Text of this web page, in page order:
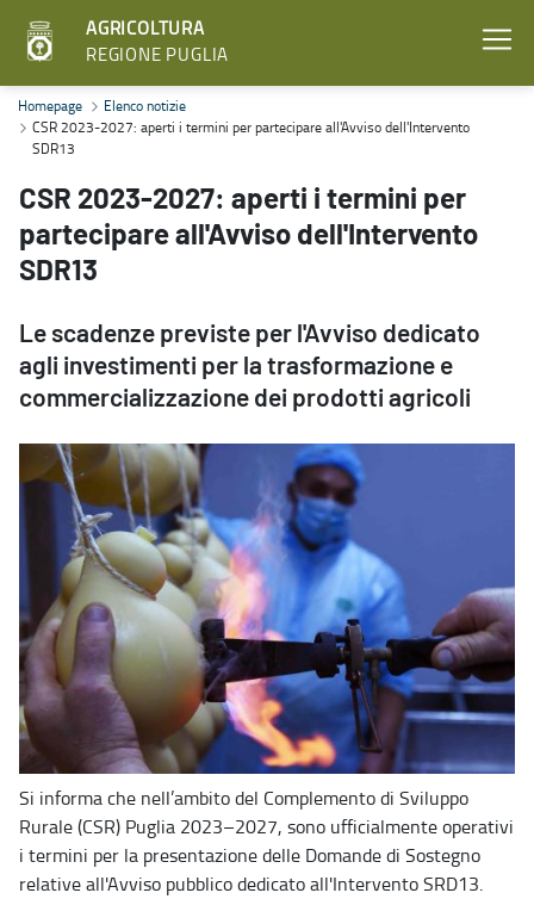
AGRICOLTURA
REGIONE PUGLIA
CSR 2023-2027: aperti i termini per partecipare all'Avviso
Homepage
Elenco notizie
CSR 2023-2027: aperti i termini per partecipare all'Avviso dell'Intervento
SDR13
CSR 2023-2027: aperti i termini per
partecipare all'Avviso dell'Intervento
SDR13
Le scadenze previste per l'Avviso dedicato
agli investimenti per la trasformazione e
commercializzazione dei prodotti agricoli
Si informa che nell’ambito del Complemento di Sviluppo
Rurale (CSR) Puglia 2023–2027, sono ufficialmente operativi
i termini per la presentazione delle Domande di Sostegno
relative all'Avviso pubblico dedicato all'Intervento SRD13.